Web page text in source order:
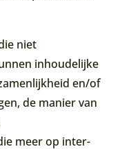
niet
inhoudelijke
en/of
de manier van
meer op inter-